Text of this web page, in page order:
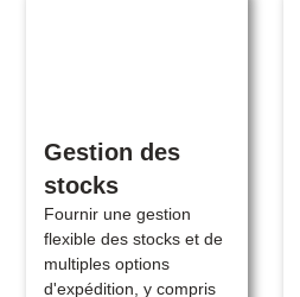
Gestion des
stocks
Fournir une gestion
flexible des stocks et de
multiples options
d'expédition, y compris